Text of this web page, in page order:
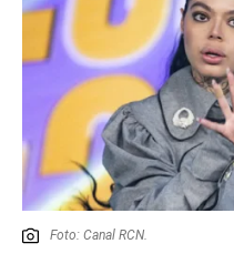
Foto: Canal RCN.